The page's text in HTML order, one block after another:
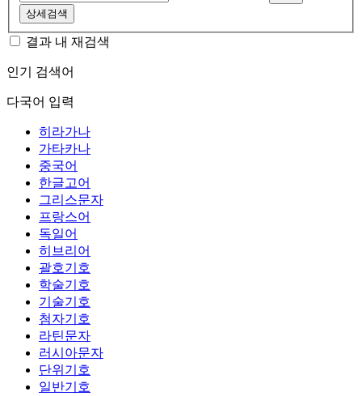
상세검색
결과 내 재검색
인기 검색어
다국어 입력
히라가나
가타카나
중국어
한글고어
그리스문자
프랑스어
독일어
히브리어
괄호기호
학술기호
기술기호
첨자기호
라틴문자
러시아문자
단위기호
일반기호